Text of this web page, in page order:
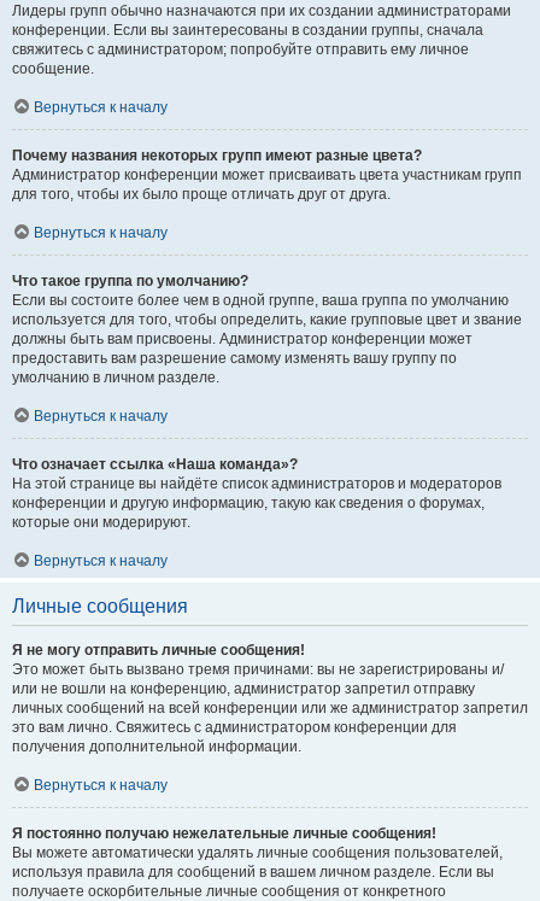
Лидеры групп обычно назначаются при их создании администраторами
конференции. Если вы заинтересованы в создании группы, сначала
свяжитесь с администратором; попробуйте отправить ему личное
сообщение.
Вернуться к началу
Почему названия некоторых групп имеют разные цвета?
Администратор конференции может присваивать цвета участникам групп
для того, чтобы их было проще отличать друг от друга.
Вернуться к началу
Что такое группа по умолчанию?
Если вы состоите более чем в одной группе, ваша группа по умолчанию
используется для того, чтобы определить, какие групповые цвет и звание
должны быть вам присвоены. Администратор конференции может
предоставить вам разрешение самому изменять вашу группу по
умолчанию в личном разделе.
Вернуться к началу
Что означает ссылка «Наша команда»?
На этой странице вы найдёте список администраторов и модераторов
конференции и другую информацию, такую как сведения о форумах,
которые они модерируют.
Вернуться к началу
Личные сообщения
Я не могу отправить личные сообщения!
Это может быть вызвано тремя причинами: вы не зарегистрированы и/
или не вошли на конференцию, администратор запретил отправку
личных сообщений на всей конференции или же администратор запретил
это вам лично. Свяжитесь с администратором конференции для
получения дополнительной информации.
Вернуться к началу
Я постоянно получаю нежелательные личные сообщения!
Вы можете автоматически удалять личные сообщения пользователей,
используя правила для сообщений в вашем личном разделе. Если вы
получаете оскорбительные личные сообщения от конкретного